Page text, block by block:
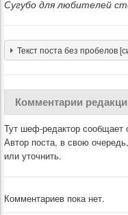
Сугубо для любителей
Текст поста без пробелов
Комментарии
Тут шеф-редактор сообщает
Автор поста, в свою
или уточнить.
Комментариев пока нет.